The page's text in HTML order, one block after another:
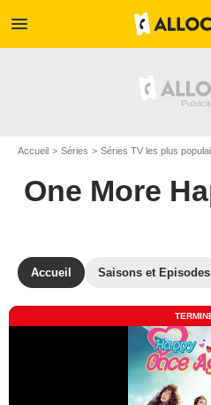
menu
Accueil Séries Séries TV les plus
One More
Accueil Saisons et Episodes